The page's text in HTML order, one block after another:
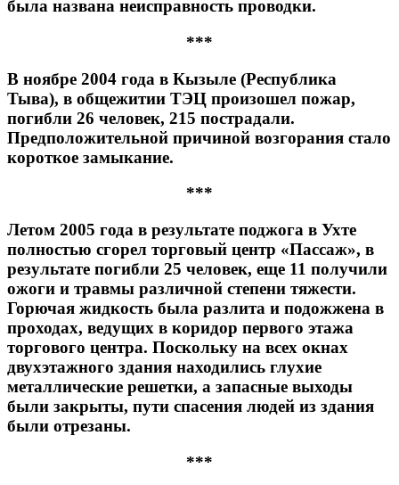
была названа неисправность проводки.
***
В ноябре 2004 года в Кызыле (Республика
Тыва), в общежитии ТЭЦ произошел пожар,
погибли 26 человек, 215 пострадали.
Предположительной причиной возгорания стало
короткое замыкание.
***
Летом 2005 года в результате поджога в Ухте
полностью сгорел торговый центр «Пассаж», в
результате погибли 25 человек, еще 11 получили
ожоги и травмы различной степени тяжести.
Горючая жидкость была разлита и подожжена в
проходах, ведущих в коридор первого этажа
торгового центра. Поскольку на всех окнах
двухэтажного здания находились глухие
металлические решетки, а запасные выходы
были закрыты, пути спасения людей из здания
были отрезаны.
***